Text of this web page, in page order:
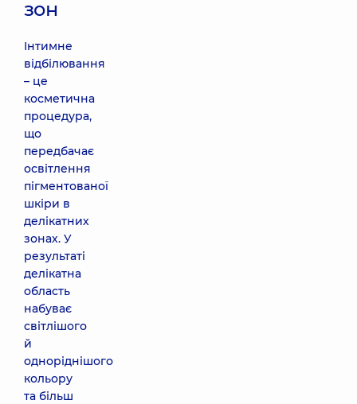
зон
Інтимне
відбілювання
– це
косметична
процедура,
що
передбачає
освітлення
пігментованої
шкіри в
делікатних
зонах. У
результаті
делікатна
область
набуває
світлішого
й
одноріднішого
кольору
та більш